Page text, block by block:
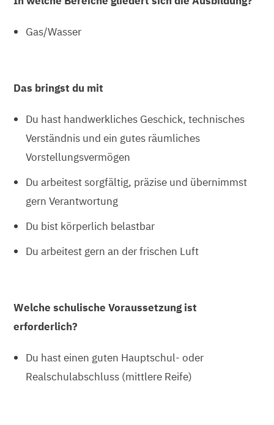
Gas/Wasser
Das bringst du mit
Du hast handwerkliches Geschick, technisches
Verständnis und ein gutes räumliches
Vorstellungsvermögen
Du arbeitest sorgfältig, präzise und übernimmst
gern Verantwortung
Du bist körperlich belastbar
Du arbeitest gern an der frischen Luft
Welche schulische Voraussetzung ist
erforderlich?
Du hast einen guten Hauptschul- oder
Realschulabschluss (mittlere Reife)